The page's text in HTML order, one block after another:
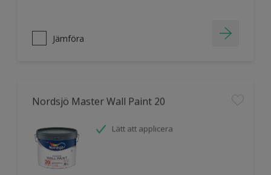
Jämföra
Nordsjö Master Wall Paint 20
Lätt att applicera